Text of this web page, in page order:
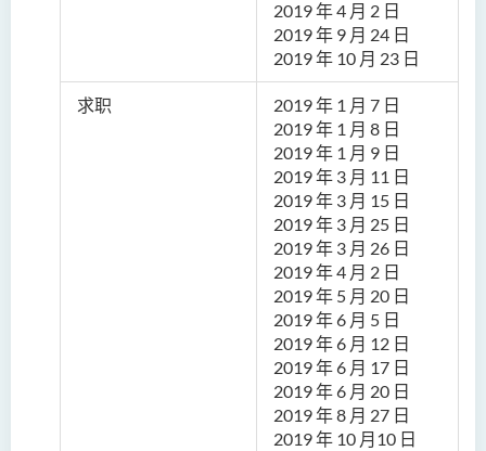
2019 年4 月 2 日
2019 年 9 月 24 日
2019 年 10 月 23 日
求职 2019 年 1 月 7 日
2019 年 1 月 8 日
2019 年 1 月 9 日
2019 年 3 月 11 日
2019 年 3 月 15 日
2019 年 3 月 25 日
2019 年 3 月 26 日
2019 年4 月 2 日
2019 年 5 月 20 日
2019 年6 月 5 日
2019 年6 月 12 日
2019 年6 月 17 日
2019 年6 月 20 日
2019 年8 月 27 日
2019 年 10 月10 日